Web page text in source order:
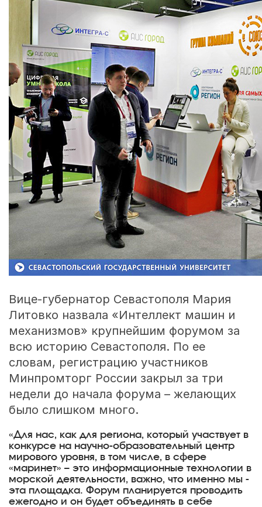
Вице-губернатор Севастополя Мария
Литовко назвала «Интеллект машин и
механизмов» крупнейшим форумом за
всю историю Севастополя. По ее
словам, регистрацию участников
Минпромторг России закрыл за три
недели до начала форума – желающих
было слишком много.
«Для нас, как для региона, который участвует в
конкурсе на научно-образовательный центр
мирового уровня, в том числе, в сфере
«маринет» – это информационные технологии в
морской деятельности, важно, что именно мы -
эта площадка. Форум планируется проводить
ежегодно и он будет объединять в себе